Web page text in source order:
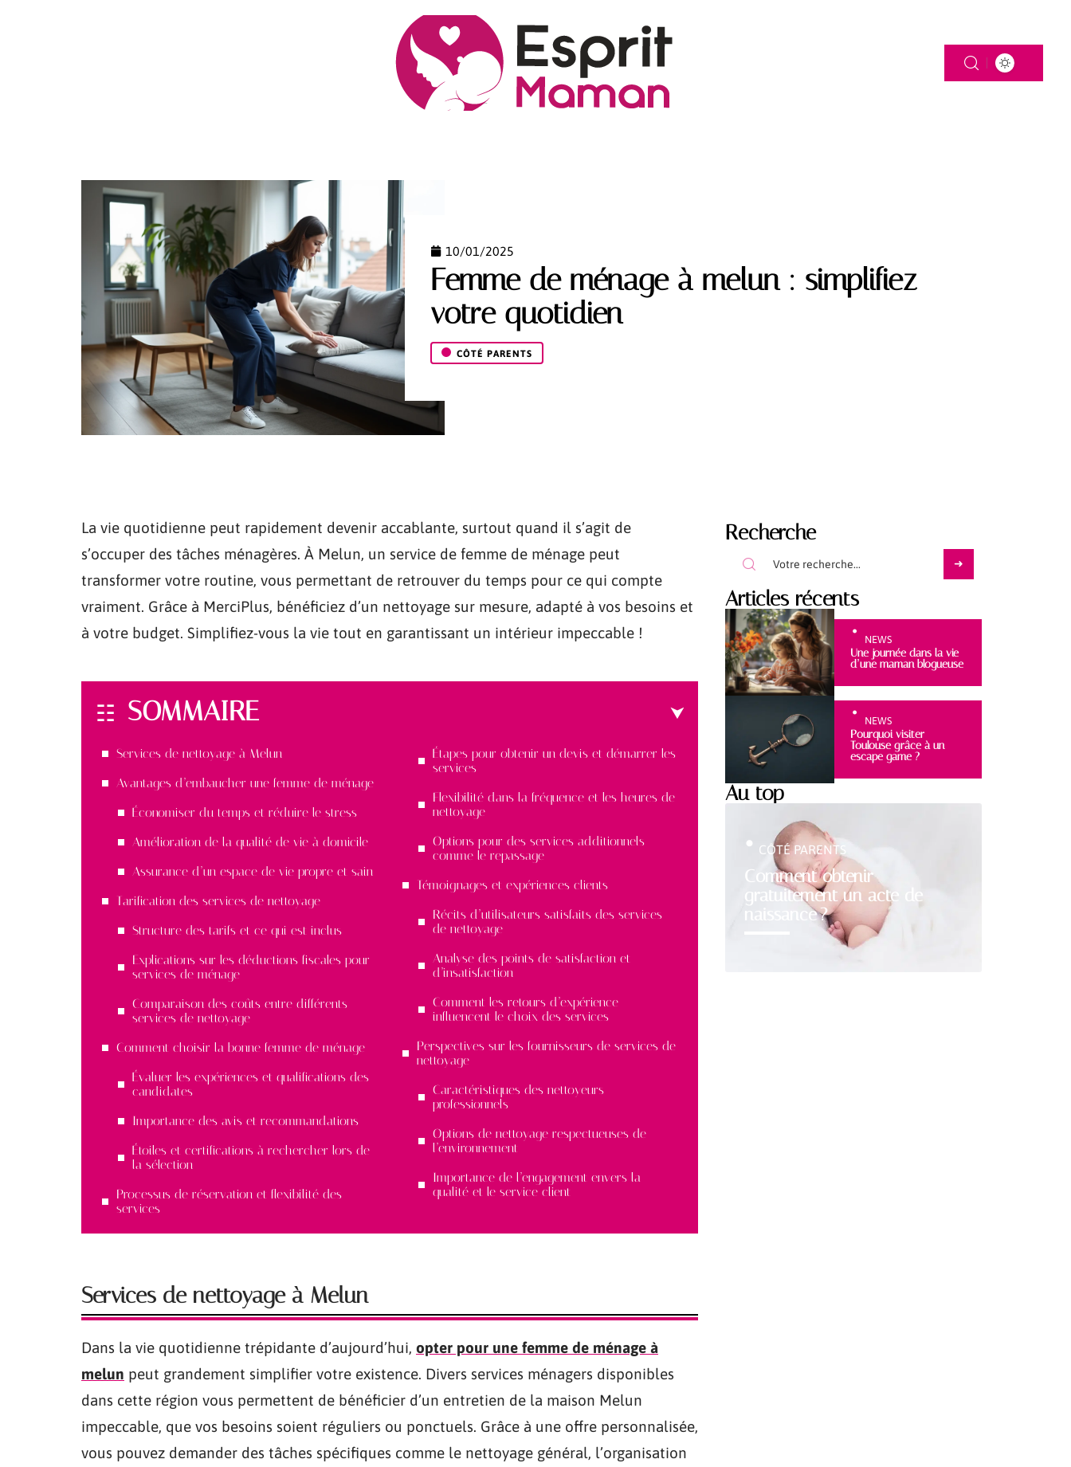
10/01/2025
Femme de ménage à melun : simplifiez
votre quotidien
CÔTÉ PARENTS
La vie quotidienne peut rapidement devenir accablante, surtout quand il s’agit de
s’occuper des tâches ménagères. À Melun, un service de femme de ménage peut
transformer votre routine, vous permettant de retrouver du temps pour ce qui compte
vraiment. Grâce à MerciPlus, bénéficiez d’un nettoyage sur mesure, adapté à vos besoins et
à votre budget. Simplifiez-vous la vie tout en garantissant un intérieur impeccable !
SOMMAIRE
Services de nettoyage à Melun
Avantages d’embaucher une femme de ménage
Économiser du temps et réduire le stress
Amélioration de la qualité de vie à domicile
Assurance d’un espace de vie propre et sain
Tarification des services de nettoyage
Structure des tarifs et ce qui est inclus
Explications sur les déductions fiscales pour
services de ménage
Comparaison des coûts entre différents
services de nettoyage
Comment choisir la bonne femme de ménage
Évaluer les expériences et qualifications des
candidates
Importance des avis et recommandations
Étoiles et certifications à rechercher lors de
la sélection
Processus de réservation et flexibilité des
services
Étapes pour obtenir un devis et démarrer les
services
Flexibilité dans la fréquence et les heures de
nettoyage
Options pour des services additionnels
comme le repassage
Témoignages et expériences clients
Récits d’utilisateurs satisfaits des services
de nettoyage
Analyse des points de satisfaction et
d’insatisfaction
Comment les retours d’expérience
influencent le choix des services
Perspectives sur les fournisseurs de services de
nettoyage
Caractéristiques des nettoyeurs
professionnels
Options de nettoyage respectueuses de
l’environnement
Importance de l’engagement envers la
qualité et le service client
Services de nettoyage à Melun
Dans la vie quotidienne trépidante d’aujourd’hui, opter pour une femme de ménage à
melun peut grandement simplifier votre existence. Divers services ménagers disponibles
dans cette région vous permettent de bénéficier d’un entretien de la maison Melun
impeccable, que vos besoins soient réguliers ou ponctuels. Grâce à une offre personnalisée,
vous pouvez demander des tâches spécifiques comme le nettoyage général, l’organisation
Recherche
Articles récents
NEWS
Une journée dans la vie
d’une maman blogueuse
NEWS
Pourquoi visiter
Toulouse grâce à un
escape game ?
Au top
Comment obtenir
gratuitement un acte de
naissance ?
CÔTÉ PARENTS